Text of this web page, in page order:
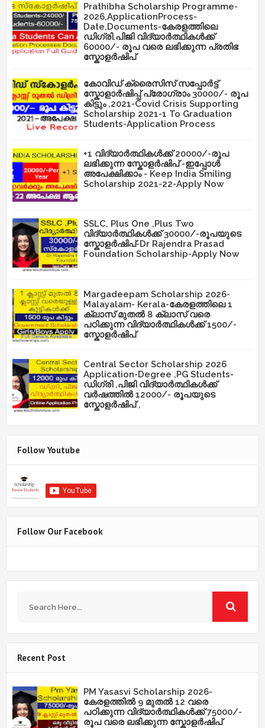
Prathibha Scholarship Programme-
2026,ApplicationProcess-
Date,Documents-കേരളത്തിലെ
ഡിഗ്രി,പിജി വിദ്യാർത്ഥികൾക്ക്
60000/- രൂപ വരെ ലഭിക്കുന്ന പ്രതിഭ
സ്കോളർഷിപ്
കോവിഡ് ക്രൈസിസ് സപ്പോർട്ട്
സ്കോളാർഷിപ്പ് പ്രോഗ്രാം 30000/- രൂപ
കിട്ടും ,2021-Covid Crisis Supporting
Scholarship 2021-1 To Graduation
Students-Application Process
+1 വിദ്യാർത്ഥികൾക്ക് 20000/-രൂപ
ലഭിക്കുന്ന സ്കോളർഷിപ് -ഇപ്പോൾ
അപേക്ഷിക്കാം - Keep India Smiling
Scholarship 2021-22-Apply Now
SSLC, Plus One ,Plus Two
വിദ്യാർത്ഥികൾക്ക് 30000/-രൂപയുടെ
സ്കോളർഷിപ്-Dr Rajendra Prasad
Foundation Scholarship-Apply Now
Margadeepam Scholarship 2026-
Malayalam- Kerala-കേരളത്തിലെ 1
ക്ലാസ് മുതൽ 8 ക്ലാസ് വരെ
പഠിക്കുന്ന വിദ്യാർത്ഥികൾക്ക് 1500/-
സ്കോളർഷിപ്
Central Sector Scholarship 2026
Application-Degree ,PG Students-
ഡിഗ്രി ,പിജി വിദ്യാർത്ഥികൾക്ക്
വർഷത്തിൽ 12000/- രൂപയുടെ
സ്കോളർഷിപ് ,
Follow Youtube
Follow Our Facebook
Recent Post
PM Yasasvi Scholarship 2026-
കേരളത്തിൽ 9 മുതൽ 12 വരെ
പഠിക്കുന്ന വിദ്യാർത്ഥികൾക്ക് 75000/-
രൂപ വരെ ലഭിക്കുന്ന സ്കോളർഷിപ്